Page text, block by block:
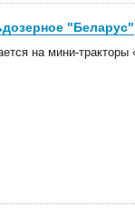
"Беларус"
на мини-